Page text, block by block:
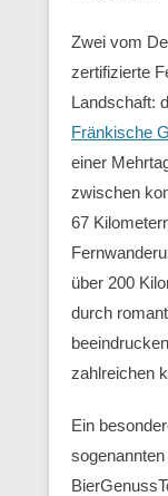
Zwei vom
zertifizierte
Landschaft:
Fränkische
einer
zwischen
67
über 200
durch
zahlreichen
Ein
sogenannten